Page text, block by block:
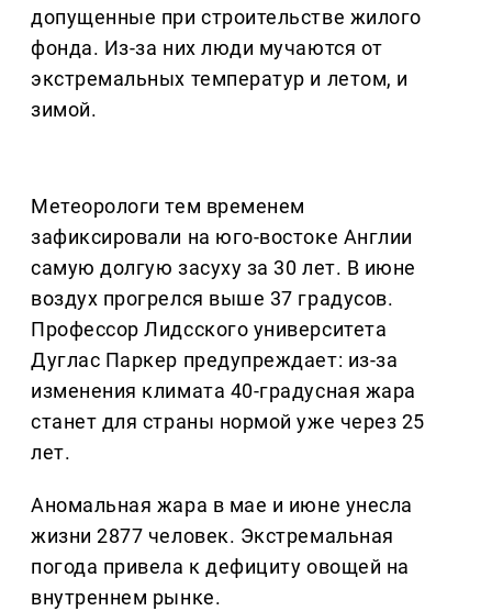
допущенные при строительстве жилого
фонда. Из-за них люди мучаются от
экстремальных температур и летом, и
зимой.
Метеорологи тем временем
зафиксировали на юго-востоке Англии
самую долгую засуху за 30 лет. В июне
воздух прогрелся выше 37 градусов.
Профессор Лидсского университета
Дуглас Паркер предупреждает: из-за
изменения климата 40-градусная жара
станет для страны нормой уже через 25
лет.
Аномальная жара в мае и июне унесла
жизни 2877 человек. Экстремальная
погода привела к дефициту овощей на
внутреннем рынке.